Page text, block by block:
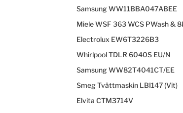
Samsung WW11BBA047ABEE
Miele WSF 363 WCS PWash &
Electrolux EW6T3226B3
Whirlpool TDLR 6040S EU/N
Samsung WW82T4041CT/EE
Smeg Tvättmaskin LBI147 (Vit)
Elvita CTM3714V